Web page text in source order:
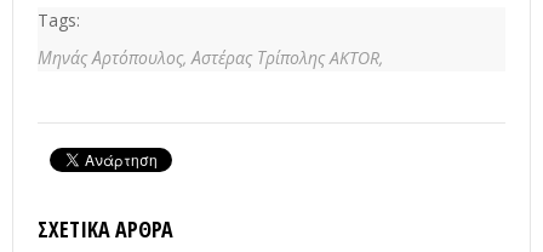
Tags:
Μηνάς Αρτόπουλος,Αστέρας Τρίπολης AKTOR,
ΣΧΕΤΙΚΆ ΆΡΘΡΑ